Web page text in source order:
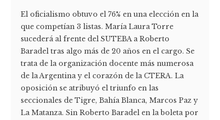
El oficialismo obtuvo el 76% en una elección en la
que competían 3 listas. María Laura Torre
sucederá al frente del SUTEBA a Roberto
Baradel tras algo más de 20 años en el cargo. Se
trata de la organización docente más numerosa
de la Argentina y el corazón de la CTERA. La
oposición se atribuyó el triunfo en las
seccionales de Tigre, Bahía Blanca, Marcos Paz y
La Matanza. Sin Roberto Baradel en la boleta por